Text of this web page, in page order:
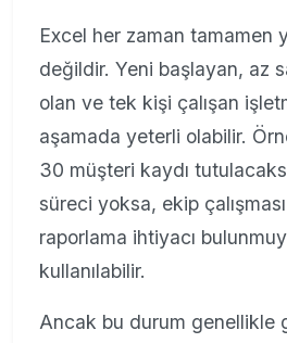
Excel her zaman tamamen
değildir. Yeni başlayan, az
olan ve tek kişi çalışan
aşamada yeterli olabilir.
30 müşteri kaydı
süreci yoksa, ekip
raporlama ihtiyacı
kullanılabilir.
Ancak bu durum genellikle